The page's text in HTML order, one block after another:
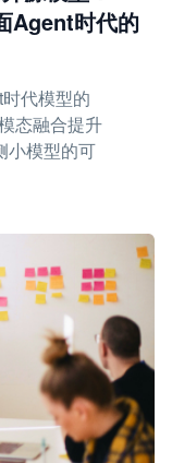
Agent时代的
代模型的
态融合提升
小模型的可